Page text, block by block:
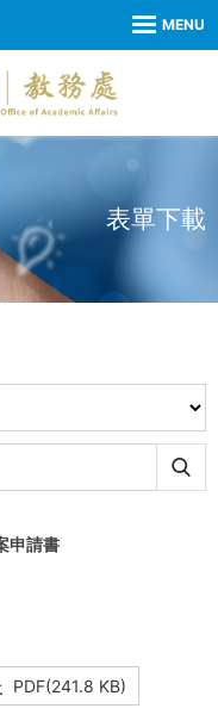
表單下載
申請書
PDF(241.8 KB)